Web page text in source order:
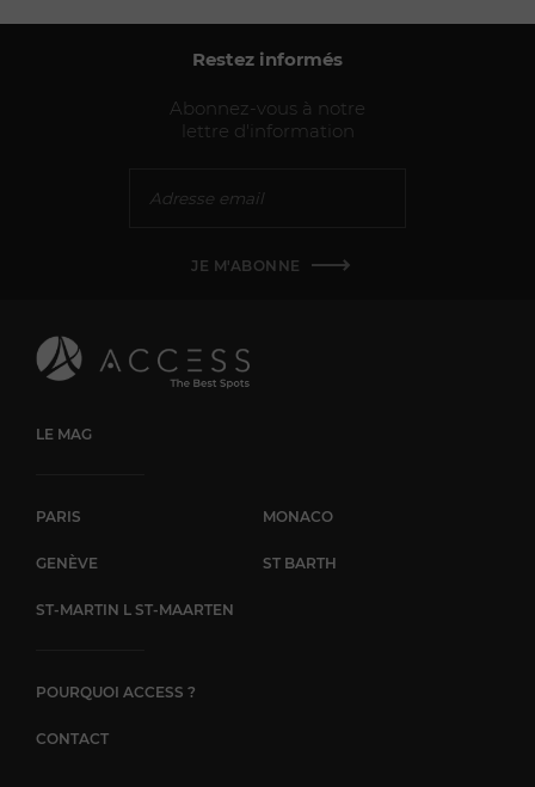
Restez informés
Abonnez-vous à notre
lettre d'information
JE M'ABONNE
LE MAG
PARIS MONACO
GENÈVE ST BARTH
ST-MARTIN L ST-MAARTEN
POURQUOI ACCESS ?
CONTACT